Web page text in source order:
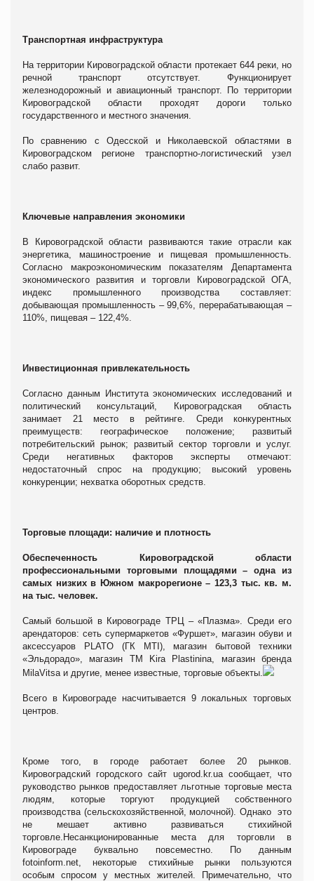
Транспортная инфраструктура
На территории Кировоградской области протекает 644 реки, но
речной транспорт отсутствует. Функционирует
железнодорожный и авиационный транспорт. По территории
Кировоградской области проходят дороги только
государственного и местного значения.
По сравнению с Одесской и Николаевской областями в
Кировоградском регионе транспортно-логистический узел
слабо развит.
Ключевые направления экономики
В Кировоградской области развиваются такие отрасли как
энергетика, машиностроение и пищевая промышленность.
Согласно макроэкономическим показателям Департамента
экономического развития и торговли Кировоградской ОГА,
индекс промышленного производства составляет:
добывающая промышленность – 99,6%, перерабатывающая –
110%, пищевая – 122,4%.
Инвестиционная привлекательность
Согласно данным Института экономических исследований и
политический консультаций, Кировоградская область
занимает 21 место в рейтинге. Среди конкурентных
преимуществ: географическое положение; развитый
потребительский рынок; развитый сектор торговли и услуг.
Среди негативных факторов эксперты отмечают:
недостаточный спрос на продукцию; высокий уровень
конкуренции; нехватка оборотных средств.
Торговые площади: наличие и плотность
Обеспеченность Кировоградской области
профессиональными торговыми площадями – одна из
самых низких в Южном макрорегионе – 123,3 тыс. кв. м.
на тыс. человек.
Самый большой в Кировограде ТРЦ – «Плазма». Среди его
арендаторов: сеть супермаркетов «Фуршет», магазин обуви и
аксессуаров PLATO (ГК MTI), магазин бытовой техники
«Эльдорадо», магазин ТМ Kira Plastinina, магазин бренда
MilaVitsa и другие, менее известные, торговые объекты.
Всего в Кировограде насчитывается 9 локальных торговых
центров.
Кроме того, в городе работает более 20 рынков.
Кировоградский городского сайт ugorod.kr.ua сообщает, что
руководство рынков предоставляет льготные торговые места
людям, которые торгуют продукцией собственного
производства (сельскохозяйственной, молочной). Однако это
не мешает активно развиваться стихийной
торговле.Несанкционированные места для торговли в
Кировограде буквально повсеместно. По данным
fotoinform.net, некоторые стихийные рынки пользуются
особым спросом у местных жителей. Примечательно, что